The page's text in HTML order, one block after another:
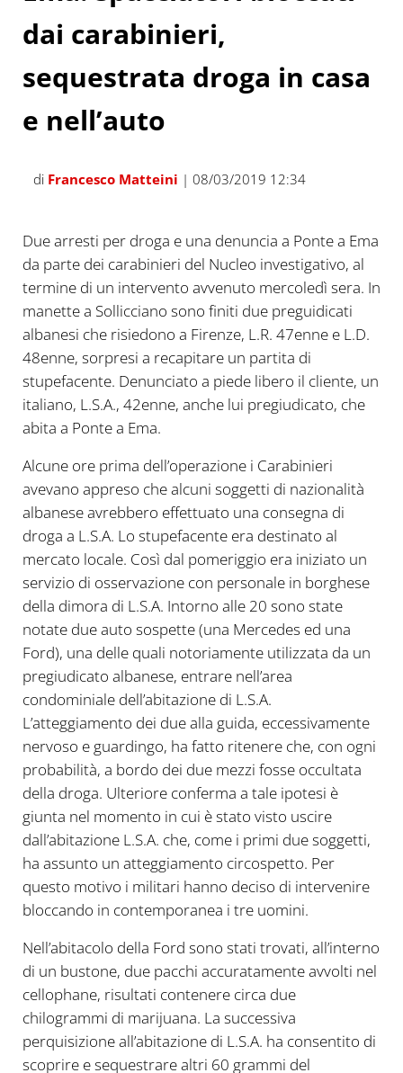
dai carabinieri,
sequestrata droga in casa
e nell’auto
di Francesco Matteini | 08/03/2019 12:34
Due arresti per droga e una denuncia a Ponte a Ema
da parte dei carabinieri del Nucleo investigativo, al
termine di un intervento avvenuto mercoledì sera. In
manette a Sollicciano sono finiti due preguidicati
albanesi che risiedono a Firenze, L.R. 47enne e L.D.
48enne, sorpresi a recapitare un partita di
stupefacente. Denunciato a piede libero il cliente, un
italiano, L.S.A., 42enne, anche lui pregiudicato, che
abita a Ponte a Ema.
Alcune ore prima dell’operazione i Carabinieri
avevano appreso che alcuni soggetti di nazionalità
albanese avrebbero effettuato una consegna di
droga a L.S.A. Lo stupefacente era destinato al
mercato locale. Così dal pomeriggio era iniziato un
servizio di osservazione con personale in borghese
della dimora di L.S.A. Intorno alle 20 sono state
notate due auto sospette (una Mercedes ed una
Ford), una delle quali notoriamente utilizzata da un
pregiudicato albanese, entrare nell’area
condominiale dell’abitazione di L.S.A.
L’atteggiamento dei due alla guida, eccessivamente
nervoso e guardingo, ha fatto ritenere che, con ogni
probabilità, a bordo dei due mezzi fosse occultata
della droga. Ulteriore conferma a tale ipotesi è
giunta nel momento in cui è stato visto uscire
dall’abitazione L.S.A. che, come i primi due soggetti,
ha assunto un atteggiamento circospetto. Per
questo motivo i militari hanno deciso di intervenire
bloccando in contemporanea i tre uomini.
Nell’abitacolo della Ford sono stati trovati, all’interno
di un bustone, due pacchi accuratamente avvolti nel
cellophane, risultati contenere circa due
chilogrammi di marijuana. La successiva
perquisizione all’abitazione di L.S.A. ha consentito di
scoprire e sequestrare altri 60 grammi del